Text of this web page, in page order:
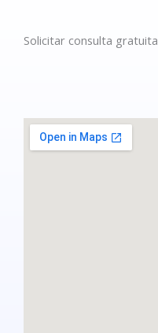
Solicitar consulta gratuita